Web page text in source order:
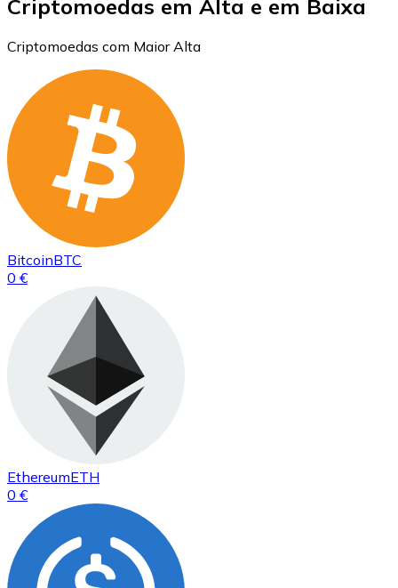
Criptomoedas em Alta e em Baixa
Criptomoedas com Maior Alta
BitcoinBTC
0 €
EthereumETH
0 €